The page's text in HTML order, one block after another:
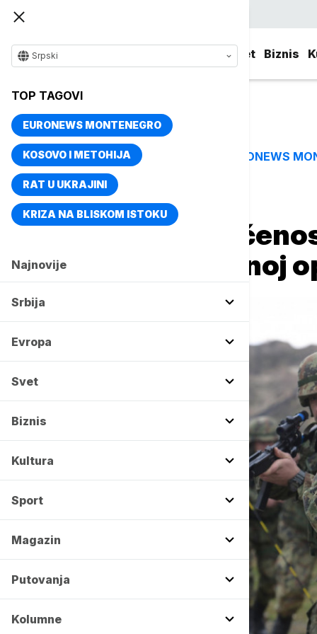
Svet Biznis
Srpski
TOP TAGOVI
EURONEWS MONTENEGRO
KOSOVO I METOHIJA
RAT U UKRAJINI
KRIZA NA BLISKOM ISTOKU
Najnovije
Srbija
Evropa
Svet
Biznis
Kultura
Sport
Magazin
Putovanja
Kolumne
TOP TAGOVI EURONEWS
Naslovna Srbija
Proverena
učešće u mirovnoj